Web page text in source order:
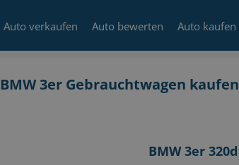
Auto verkaufen Auto bewerten Auto kaufen
BMW 3er Gebrauchtwagen kaufen
BMW 3er 320d